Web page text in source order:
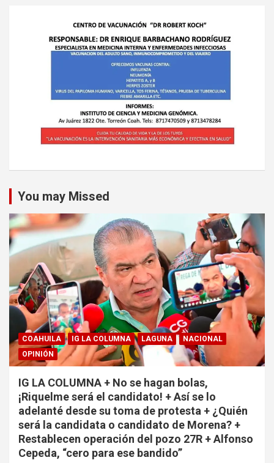
You may Missed
COAHUILA IG LA COLUMNA LAGUNA
NACIONAL
OPINIÓN
IG LA COLUMNA + No se hagan bolas,
¡Riquelme será el candidato! + Así se lo
adelanté desde su toma de protesta + ¿Quién
será la candidata o candidato de Morena? +
Restablecen operación del pozo 27R + Alfonso
Cepeda, “cero para ese bandido”